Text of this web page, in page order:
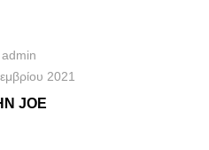
admin
2021
JOE